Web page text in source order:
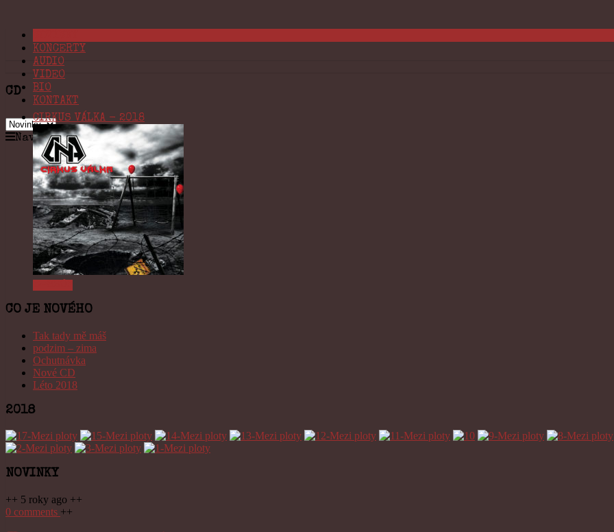
KONCERTY
AUDIO
VIDEO
BIO
KONTAKT
Navigation
CD
CIRKUS VÁLKA - 2018
CO JE NOVÉHO
Tak tady mě máš
podzim – zima
Ochutnávka
Nové CD
Léto 2018
2018
NOVINKY
++ 5 roky ago ++
0 comments ++